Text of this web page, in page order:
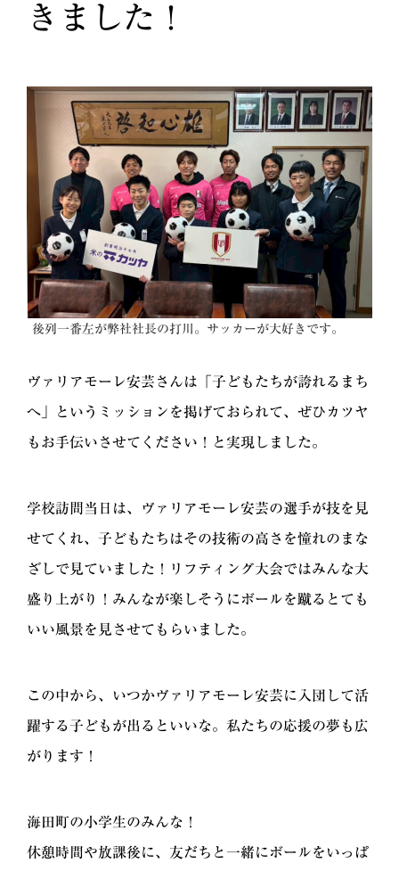
きました！
後列一番左が弊社社長の打川。サッカーが大好きです。
ヴァリアモーレ安芸さんは「子どもたちが誇れるまち
へ」というミッションを掲げておられて、ぜひカツヤ
もお手伝いさせてください！と実現しました。
学校訪問当日は、ヴァリアモーレ安芸の選手が技を見
せてくれ、子どもたちはその技術の高さを憧れのまな
ざしで見ていました！リフティング大会ではみんな大
盛り上がり！みんなが楽しそうにボールを蹴るとても
いい風景を見させてもらいました。
この中から、いつかヴァリアモーレ安芸に入団して活
躍する子どもが出るといいな。私たちの応援の夢も広
がります！
海田町の小学生のみんな！
休憩時間や放課後に、友だちと一緒にボールをいっぱ